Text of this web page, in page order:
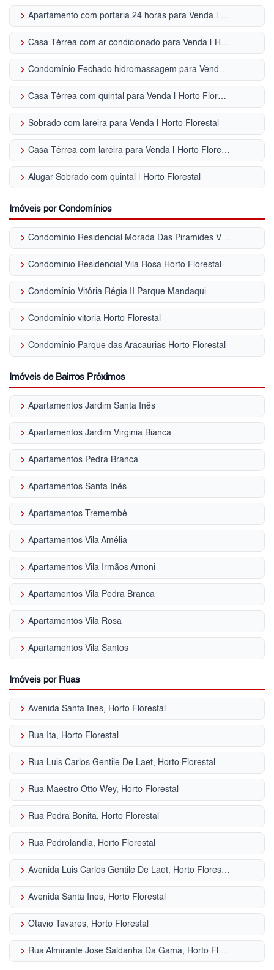
keyboard_arrow_right Apartamento com portaria 24 horas para Venda | Horto Florestal
keyboard_arrow_right Casa Térrea com ar condicionado para Venda | Horto Florestal
keyboard_arrow_right Condomínio Fechado hidromassagem para Venda | Horto Florestal
keyboard_arrow_right Casa Térrea com quintal para Venda | Horto Florestal
keyboard_arrow_right Sobrado com lareira para Venda | Horto Florestal
keyboard_arrow_right Casa Térrea com lareira para Venda | Horto Florestal
keyboard_arrow_right Alugar Sobrado com quintal | Horto Florestal
Imóveis por Condomínios
keyboard_arrow_right Condomínio Residencial Morada Das Piramides Vila Amália (Zona Norte)
keyboard_arrow_right Condomínio Residencial Vila Rosa Horto Florestal
keyboard_arrow_right Condomínio Vitória Régia II Parque Mandaqui
keyboard_arrow_right Condomínio vitoria Horto Florestal
keyboard_arrow_right Condomínio Parque das Aracaurias Horto Florestal
Imóveis de Bairros Próximos
keyboard_arrow_right Apartamentos Jardim Santa Inês
keyboard_arrow_right Apartamentos Jardim Virginia Bianca
keyboard_arrow_right Apartamentos Pedra Branca
keyboard_arrow_right Apartamentos Santa Inês
keyboard_arrow_right Apartamentos Tremembé
keyboard_arrow_right Apartamentos Vila Amélia
keyboard_arrow_right Apartamentos Vila Irmãos Arnoni
keyboard_arrow_right Apartamentos Vila Pedra Branca
keyboard_arrow_right Apartamentos Vila Rosa
keyboard_arrow_right Apartamentos Vila Santos
Imóveis por Ruas
keyboard_arrow_right Avenida Santa Ines, Horto Florestal
keyboard_arrow_right Rua Ita, Horto Florestal
keyboard_arrow_right Rua Luis Carlos Gentile De Laet, Horto Florestal
keyboard_arrow_right Rua Maestro Otto Wey, Horto Florestal
keyboard_arrow_right Rua Pedra Bonita, Horto Florestal
keyboard_arrow_right Rua Pedrolandia, Horto Florestal
keyboard_arrow_right Avenida Luis Carlos Gentile De Laet, Horto Florestal
keyboard_arrow_right Avenida Santa Ines, Horto Florestal
keyboard_arrow_right Otavio Tavares, Horto Florestal
keyboard_arrow_right Rua Almirante Jose Saldanha Da Gama, Horto Florestal